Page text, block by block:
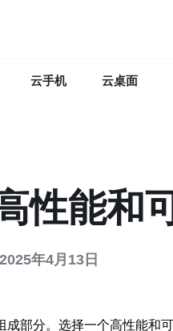
云手机 云桌面
性能和
2025年4月13日
部分。选择一个高性能和